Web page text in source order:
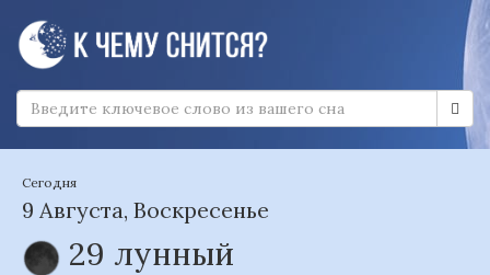
Сегодня
9 Августа, Воскресенье
29 лунный